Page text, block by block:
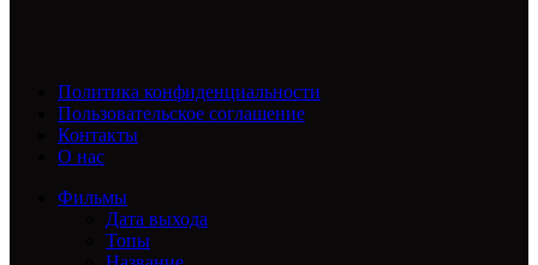
Политика конфиденциальности
Пользовательское соглашение
Контакты
О нас
Фильмы
Дата выхода
Топы